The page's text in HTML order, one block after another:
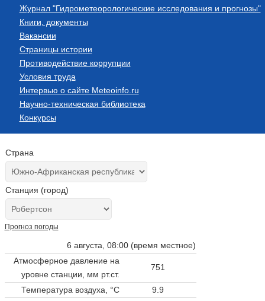
Журнал "Гидрометеорологические исследования и прогнозы"
Книги, документы
Вакансии
Страницы истории
Противодействие коррупции
Условия труда
Интервью о сайте Meteoinfo.ru
Научно-техническая библиотека
Конкурсы
Страна
Станция (город)
Прогноз погоды
6 августа, 08:00 (время местное)
Атмосферное давление на
уровне станции, мм рт.ст.
751
Температура воздуха, °C
9.9